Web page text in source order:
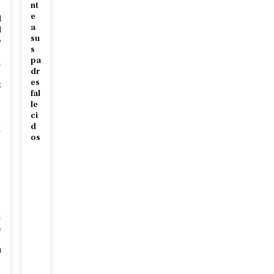
nt
e
a
su
s
pa
dr
es
fal
le
ci
d
os